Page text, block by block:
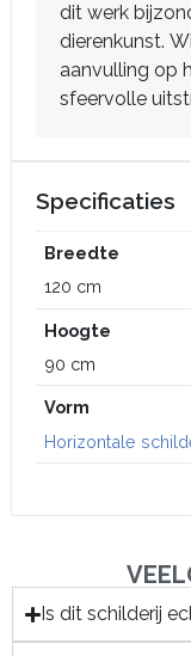
dit werk
dierenkunst.
aanvulling op
sfeervolle
Specificaties
Breedte
120 cm
Hoogte
90 cm
Vorm
Horizontale
Is dit schilderij